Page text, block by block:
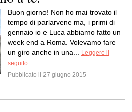
Buon giorno! Non ho mai trovato il
tempo di parlarvene ma, i primi di
gennaio io e Luca abbiamo fatto un
week end a Roma. Volevamo fare
un giro anche in una...
Leggere il
seguito
Pubblicato il 27 giugno 2015